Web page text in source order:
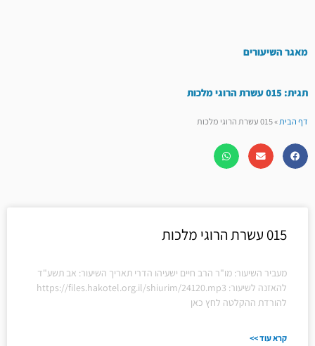
מאגר השיעורים
תגית: 015 עשרת הרוגי מלכות
דף הבית»015 עשרת הרוגי מלכות
015 עשרת הרוגי מלכות
מעביר השיעור: מו"ר הרב חיים ישעיהו הדרי תאריך השיעור: אב תשע"ד
להאזנה לשיעור: https://files.hakotel.org.il/shiurim/24120.mp3
להורדת ההקלטה לחץ כאן
קרא עוד >>